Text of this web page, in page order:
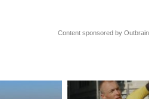
Content sponsored by Outbrain